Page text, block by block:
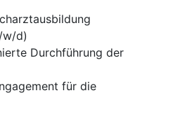
w/d)
Durchführung der
für die